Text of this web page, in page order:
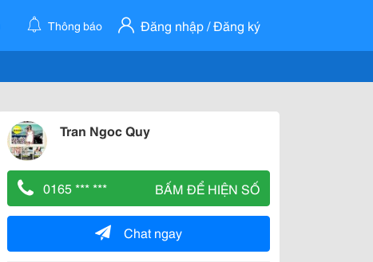
Thông báo Đăng nhập / Đăng ký
Tran Ngoc Quy
0165 *** *** BẤM ĐỂ HIỆN SỐ
Chat ngay